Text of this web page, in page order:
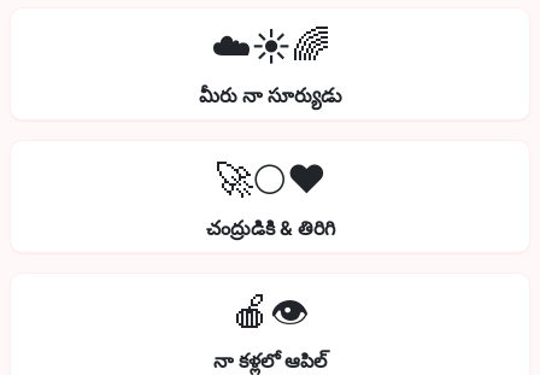
☁️☀️🌈
మీరు నా సూర్యుడు
🚀🌕❤️
చంద్రుడికి & తిరిగి
🍎👁️
నా కళ్లలో ఆపిల్